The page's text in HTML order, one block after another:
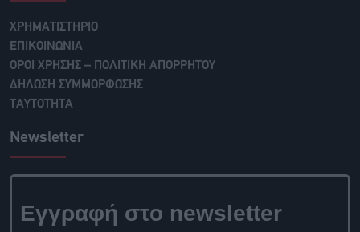
ΧΡΗΜΑΤΙΣΤΗΡΙΟ
ΕΠΙΚΟΙΝΩΝΙΑ
ΟΡΟΙ ΧΡΗΣΗΣ – ΠΟΛΙΤΙΚΗ ΑΠΟΡΡΗΤΟΥ
ΔΗΛΩΣΗ ΣΥΜΜΟΡΦΩΣΗΣ
ΤΑΥΤΟΤΗΤΑ
Newsletter
Εγγραφή στο newsletter